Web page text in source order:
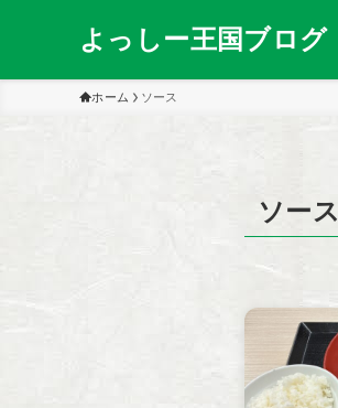
よっしー王国ブログ
ホーム ソース
ソース